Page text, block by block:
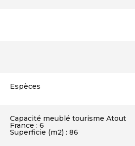
Espèces
Capacité meublé tourisme Atout
France : 6
Superficie (m2) : 86